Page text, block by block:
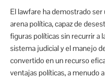
El lawfare ha demostrado
arena política, capaz de
figuras políticas sin recurrir a
sistema judicial y el manejo
convertido en un recurso
ventajas políticas, a menudo